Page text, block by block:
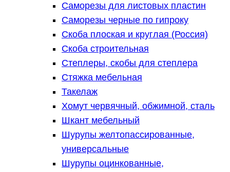
Саморезы для листовых пластин
Саморезы черные по гипроку
Скоба плоская и круглая (Россия)
Скоба строительная
Степлеры, скобы для степлера
Стяжка мебельная
Такелаж
Хомут червячный, обжимной, сталь
Шкант мебельный
Шурупы желтопассированные,
универсальные
Шурупы оцинкованные,